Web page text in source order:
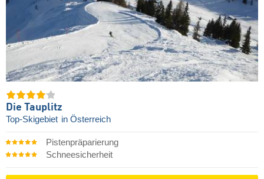
Die Tauplitz
Top-Skigebiet in Österreich
Pistenpräparierung
Schneesicherheit